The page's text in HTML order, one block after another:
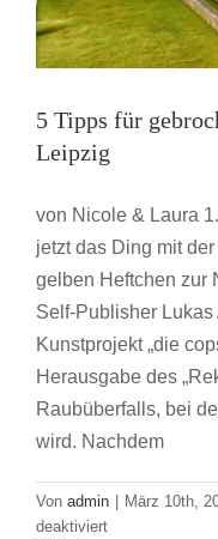
5 Tipps für
Leipzig
von Nicole & Laura
jetzt das Ding mit
gelben Heftchen zur
Self-Publisher
Kunstprojekt „die
Herausgabe des
Raubüberfalls, bei
wird. Nachdem
Von admin | März 10th,
deaktiviertfür